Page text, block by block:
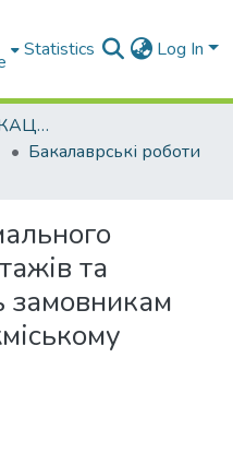
Statistics Log In
ВИПУСКНІ КВАЛІФІКАЦІЙНІ РОБОТИ
Бакалаврські роботи
та
замовникам